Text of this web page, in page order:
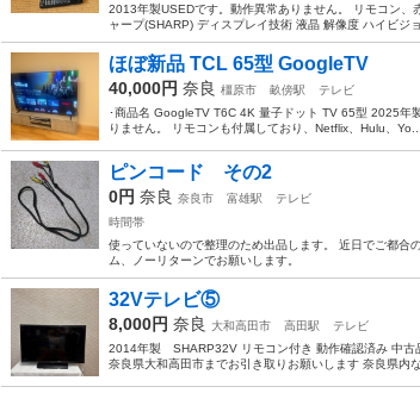
2013年製USEDです。動作異常ありません。 リモコン
ャープ(SHARP) ディスプレイ技術 液晶 解像度 ハイビジ
ほぼ新品 TCL 65型 GoogleTV
40,000円 奈良 橿原市 畝傍駅
テレビ
･商品名 GoogleTV T6C 4K 量子ドット TV 65型 2025年
りません。 リモコンも付属しており、Netflix、Hulu、Yo...
ピンコード その2
0円 奈良 奈良市 富雄駅
テレビ
時間帯
使っていないので整理のため出品します。 近日でご都合
ム、ノーリターンでお願いします。
32Vテレビ⑤
8,000円 奈良 大和高田市 高田駅
テレビ
2014年製 SHARP32V リモコン付き 動作確認済み 中
奈良県大和高田市までお引き取りお願いします 奈良県内